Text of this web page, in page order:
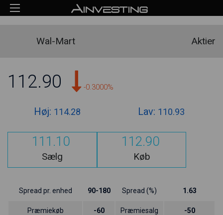
Wal-Mart Aktier
112.90 -0.3000%
Høj: 114.28 Lav: 110.93
111.10
Sælg
112.90
Køb
Spread pr. enhed 90-180 Spread (%) 1.63
Præmiekøb -60 Præmiesalg -50